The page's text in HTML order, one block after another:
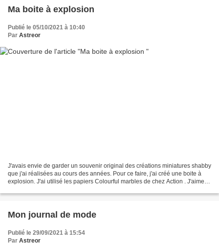
Ma boite à explosion
Publié le 05/10/2021 à 10:40
Par Astreor
J'avais envie de garder un souvenir original des créations miniatures shabby
que j'ai réalisées au cours des années. Pour ce faire, j'ai créé une boite à
explosion. J'ai utilisé les papiers Colourful marbles de chez Action . J'aime
Mon journal de mode
Publié le 29/09/2021 à 15:54
Par Astreor